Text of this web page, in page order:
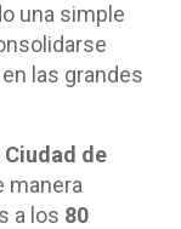
una simple
las grandes
Ciudad de
manera
a los 80